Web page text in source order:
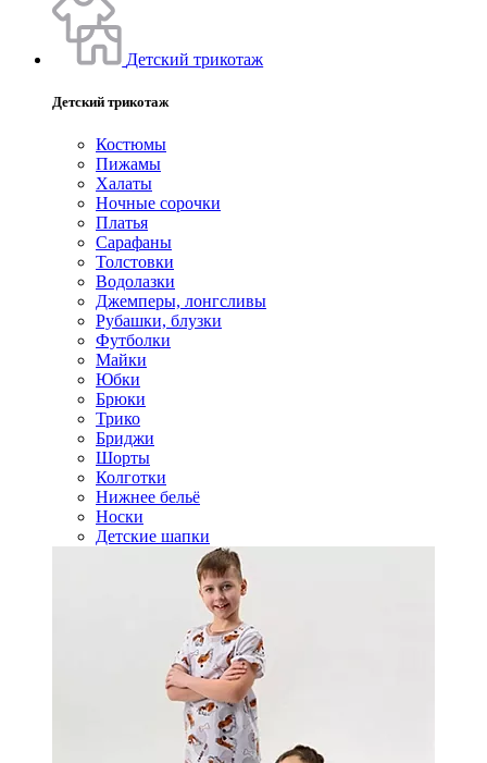
Детский трикотаж
Детский трикотаж
Костюмы
Пижамы
Халаты
Ночные сорочки
Платья
Сарафаны
Толстовки
Водолазки
Джемперы, лонгсливы
Рубашки, блузки
Футболки
Майки
Юбки
Брюки
Трико
Бриджи
Шорты
Колготки
Нижнее бельё
Носки
Детские шапки